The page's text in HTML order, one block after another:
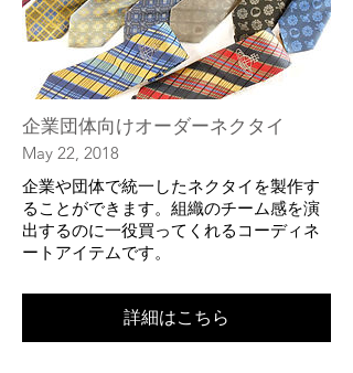
企業団体向けオーダーネクタイ
May 22, 2018
企業や団体で統一したネクタイを製作す
ることができます。組織のチーム感を演
出するのに一役買ってくれるコーディネ
ートアイテムです。
詳細はこちら